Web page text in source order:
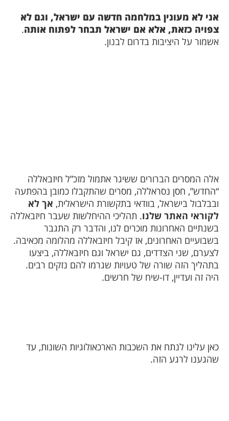
אני לא מעונין במלחמה חדשה עם ישראל, וגם לא
צפויה כזאת, אלא אם ישראל תבחר לפתוח אותה.
אשמור על היציבות בדרום לבנון.
אלה המסרים הברורים ששיגר אתמול מזכ”ל חיזבאללה
“החדש”, חסן נסראללה, מסרים שהתקבלו כמובן בהפתעה
ובבלבול בישראל, בוודאי בתקשורת הישראלית, אך לא
לקוראי האתר שלנו. תהליכי ההיחלשות שעבר חיזבאללה
בשנתיים האחרונות מוכרים לנו, והדבר רק התגבר
בשבועיים האחרונים, אז קיבל חיזבאללה מהלומה מכאיבה.
לצערם, שני הצדדים, גם ישראל וגם חיזבאללה, ביצעו
בתהליך הזה שורה של טעויות שגרמו להם נזקים רבים.
היה זה ועדיין, דו-שיח של חרשים.
כאן עלינו לנתח את השכבות הארכאולוגיות השונות, עד
שהגענו לרגע הזה.